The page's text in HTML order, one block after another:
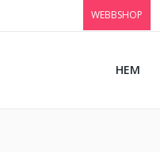
WEBBSHOP
HEM